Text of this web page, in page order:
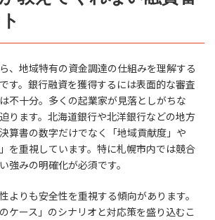
、地域特有の資金調達の仕組みを理解する
す。銀行融資を獲得するには表面的な審査
不十分。多くの起業家が見落としがちな
ります。北海道銀行や北洋銀行などの地方
算書の数字だけでなく「地域貢献度」や
を重視しています。特に札幌市内では競合
強みの明確化が必須です。
よりも安全性を重視する傾向があります。
ケース」のシナリオと対応策を盛り込むこ